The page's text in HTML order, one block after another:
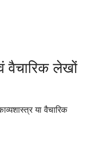
वैचारिक लेखों
या वैचारिक